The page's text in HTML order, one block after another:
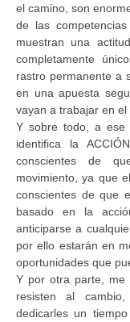
el camino, son
de las
muestran una
completamente
rastro permanente a
en una apuesta
vayan a trabajar en el
Y sobre todo, a ese
identifica la
conscientes de
movimiento, ya que
conscientes de que
basado en la
anticiparse a
por ello estarán en
oportunidades que
Y por otra parte, me
resisten al
dedicarles un